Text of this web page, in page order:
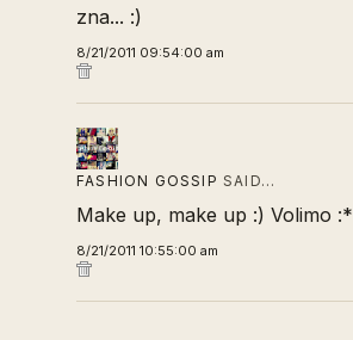
zna... :)
8/21/2011 09:54:00 am
FASHION GOSSIP SAID…
Make up, make up :) Volimo :*
8/21/2011 10:55:00 am